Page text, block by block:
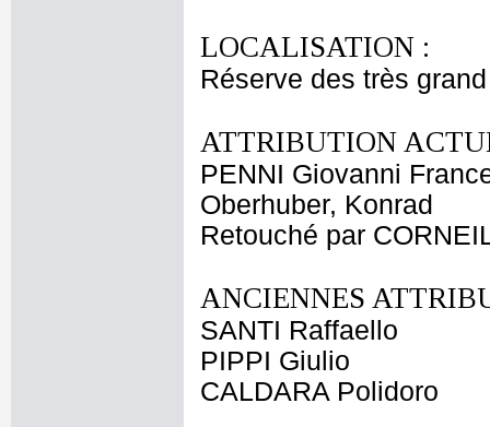
LOCALISATION :
Réserve des très
ATTRIBUTION
PENNI Giovanni
Oberhuber, Konrad
Retouché par
ANCIENNES
SANTI Raffaello
PIPPI Giulio
CALDARA Polidoro